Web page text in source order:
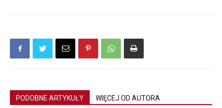
PODOBNE ARTYKUŁY WIĘCEJ OD AUTORA